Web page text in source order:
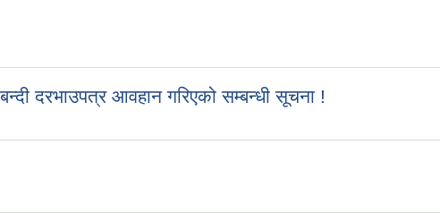
दरभाउपत्र आवहान गरिएको सम्बन्धी सूचना !